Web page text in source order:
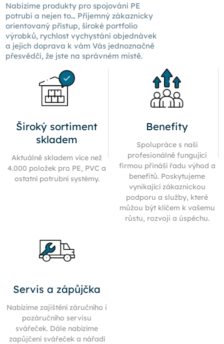
Nabízíme produkty pro spojování PE
potrubí a nejen to… Příjemný zákaznicky
orientovaný přístup, široké portfolio
výrobků, rychlost vychystání objednávek
a jejich doprava kvám Vás jednoznačně
přesvědčí, že jste na správném místě.
Široký sortiment
skladem
Aktuálně skladem více než
4.000 položek pro PE, PVC a
ostatní potrubní systémy.
Benefity
Spolupráce s naší
profesionálně fungující
firmou přináší řadu výhod a
benefitů. Poskytujeme
vynikající zákaznickou
podporu a služby, které
můžou být klíčem k vašemu
růstu, rozvoji a úspěchu.
Servis a zápůjčka
Nabízíme zajištění záručního i
pozáručního servisu
svářeček. Dále nabízíme
zapůjčení svářeček a nářadí